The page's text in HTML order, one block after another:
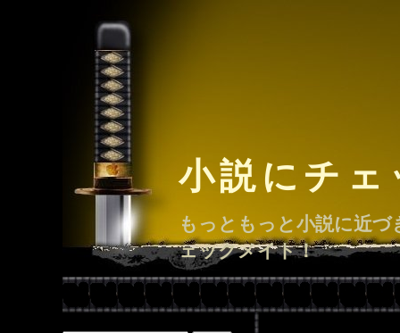
小説にチ
もっともっと小説に近
ェックメイト！